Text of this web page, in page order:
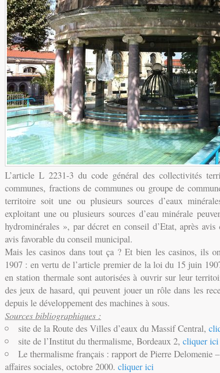
L’article L 2231-3 du code général des collectivités
communes, fractions de communes ou groupe de
territoire soit une ou plusieurs sources d’eaux
exploitant une ou plusieurs sources d’eau minérale
hydrominérales », par décret en conseil d’Etat, après
avis favorable du conseil municipal.
Mais les casinos dans tout ça ? Et bien les casinos, ils
1907 : en vertu de l’article premier de la loi du 15 juin
en station thermale sont autorisées à ouvrir sur leur
des jeux de hasard, qui peuvent jouer un rôle dans les
depuis le développement des machines à sous.
Sources bibliographiques :
site de la Route des Villes d’eaux du Massif Central,
site de l’Institut du thermalisme, Bordeaux 2, cliquer ici
Le thermalisme français : rapport de Pierre Delomenie
affaires sociales, octobre 2000. cliquer ici